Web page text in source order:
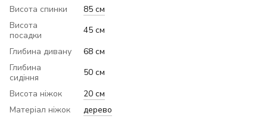
Висота спинки
85 см
Висота
посадки
45 см
Глибина дивану
68 см
Глибина
сидіння
50 см
Висота ніжок
20 см
Матеріал ніжок
дерево